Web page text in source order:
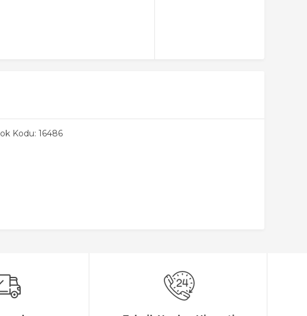
Kodu: 16486